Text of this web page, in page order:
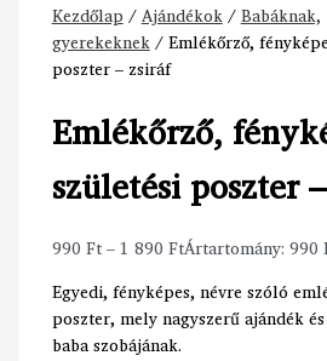
Kezdőlap /Ajándékok/Babáknak,
gyerekeknek/ Emlékőrző,
poszter – zsiráf
Emlékőrző,
születési poszter
990 Ft–1 890 FtÁrtartomány: 990
Egyedi, fényképes, névre szóló
poszter, mely nagyszerű ajándék
baba szobájának.